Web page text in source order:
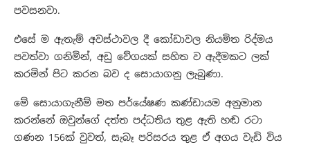
පවසනවා.
එසේ ම ඇතැම් අවස්ථාවල දී කෝඩාවල නියමිත රිද්මය
පවත්වා ගනිමින්, අඩු වේගයක් සහිත ව ඇදීමකට ලක්
කරමින් පිට කරන බව ද සොයාගනු ලැබුණා.
මේ සොයාගැනීම් මත පර්යේෂණ කණ්ඩායම අනුමාන
කරන්නේ ඔවුන්ගේ දත්ත පද්ධතිය තුළ ඇති හඬ රටා
ගණන 156ක් වුවත්, සැබෑ පරිසරය තුළ ඒ අගය වැඩි විය